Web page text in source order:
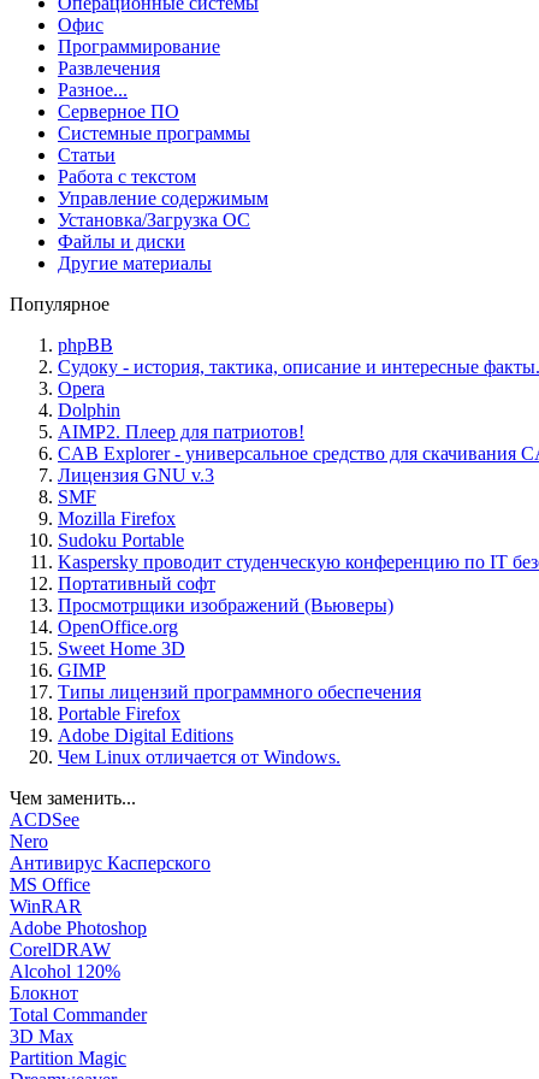
Офис
Программирование
Развлечения
Разное...
Серверное ПО
Системные программы
Статьи
Работа с текстом
Управление содержимым
Установка/Загрузка ОС
Файлы и диски
Другие материалы
Популярное
phpBB
Судоку - история, тактика, описание и интересные факты.
Opera
Dolphin
AIMP2. Плеер для патриотов!
CAB Explorer - универсальное средство для скачивания
Лицензия GNU v.3
SMF
Mozilla Firefox
Sudoku Portable
Kaspersky проводит студенческую конференцию по IT
Портативный софт
Просмотрщики изображений (Вьюверы)
OpenOffice.org
Sweet Home 3D
GIMP
Типы лицензий программного обеспечения
Portable Firefox
Adobe Digital Editions
Чем Linux отличается от Windows.
Чем заменить...
ACDSee
Nero
Антивирус Касперского
MS Office
WinRAR
Adobe Photoshop
CorelDRAW
Alcohol 120%
Блокнот
Total Commander
3D Max
Partition Magic